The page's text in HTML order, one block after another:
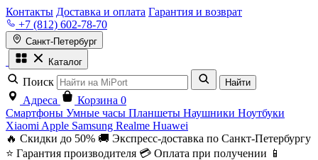
Контакты Доставка и оплата Гарантия и возврат
+7 (812) 602-78-70
Санкт-Петербург
Каталог
Поиск Найти
Адреса Корзина 0
Смартфоны Умные часы Планшеты Наушники Ноутбуки
Xiaomi Apple Samsung Realme Huawei
🔥 Скидки до 50% 🚚 Экспресс-доставка по Санкт-Петербургу
⭐ Гарантия производителя 💳 Оплата при получении 📱